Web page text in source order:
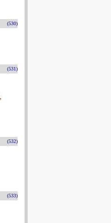
(530)
(531)
(532)
(533)